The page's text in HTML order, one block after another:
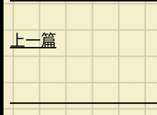
上一篇